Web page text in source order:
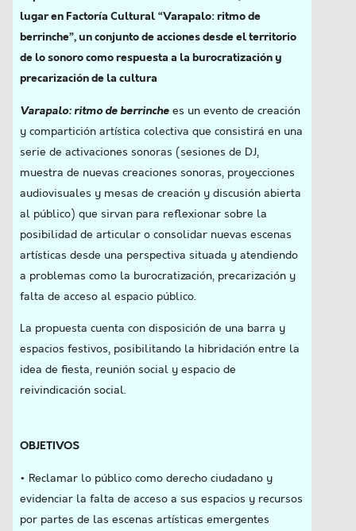
lugar en Factoría Cultural “Varapalo: ritmo de
berrinche”, un conjunto de acciones desde el territorio
de lo sonoro como respuesta a la burocratización y
precarización de la cultura
Varapalo: ritmo de berrinche es un evento de creación
y compartición artística colectiva que consistirá en una
serie de activaciones sonoras (sesiones de DJ,
muestra de nuevas creaciones sonoras, proyecciones
audiovisuales y mesas de creación y discusión abierta
al público) que sirvan para reflexionar sobre la
posibilidad de articular o consolidar nuevas escenas
artísticas desde una perspectiva situada y atendiendo
a problemas como la burocratización, precarización y
falta de acceso al espacio público.
La propuesta cuenta con disposición de una barra y
espacios festivos, posibilitando la hibridación entre la
idea de fiesta, reunión social y espacio de
reivindicación social.
OBJETIVOS
• Reclamar lo público como derecho ciudadano y
evidenciar la falta de acceso a sus espacios y recursos
por partes de las escenas artísticas emergentes